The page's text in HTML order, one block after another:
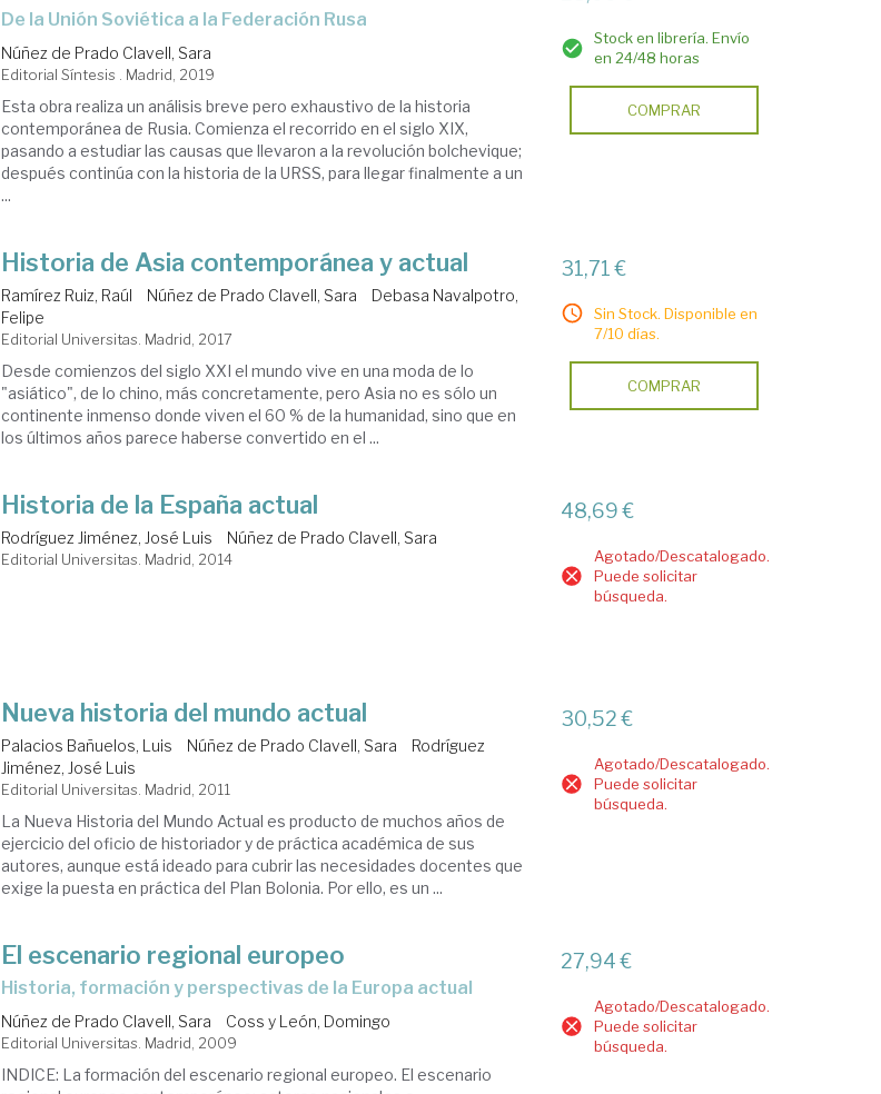
de la Unión Soviética a la Federación Rusa
Núñez de Prado Clavell, Sara
Editorial Síntesis . Madrid, 2019
Esta obra realiza un análisis breve pero exhaustivo de la historia
contemporánea de Rusia. Comienza el recorrido en el siglo XIX,
pasando a estudiar las causas que llevaron a la revolución bolchevique;
después continúa con la historia de la URSS, para llegar finalmente a un
...
Stock en librería. Envío
en 24/48 horas
COMPRAR
Historia de Asia contemporánea y actual
Ramírez Ruiz, Raúl Núñez de Prado Clavell, Sara
Debasa Navalpotro,
Felipe
Editorial Universitas. Madrid, 2017
Desde comienzos del siglo XXI el mundo vive en una moda de lo
"asiático", de lo chino, más concretamente, pero Asia no es sólo un
continente inmenso donde viven el 60 % de la humanidad, sino que en
los últimos años parece haberse convertido en el ...
31,71 €
Sin Stock. Disponible en
7/10 días.
COMPRAR
Historia de la España actual
Rodríguez Jiménez, José Luis Núñez de Prado Clavell, Sara
Editorial Universitas. Madrid, 2014
48,69 €
Agotado/Descatalogado.
Puede solicitar
búsqueda.
Nueva historia del mundo actual
Palacios Bañuelos, Luis Núñez de Prado Clavell, Sara
Rodríguez
Jiménez, José Luis
Editorial Universitas. Madrid, 2011
La Nueva Historia del Mundo Actual es producto de muchos años de
ejercicio del oficio de historiador y de práctica académica de sus
autores, aunque está ideado para cubrir las necesidades docentes que
exige la puesta en práctica del Plan Bolonia. Por ello, es un ...
30,52 €
Agotado/Descatalogado.
Puede solicitar
búsqueda.
El escenario regional europeo
historia, formación y perspectivas de la Europa actual
Núñez de Prado Clavell, Sara Coss y León, Domingo
Editorial Universitas. Madrid, 2009
INDICE: La formación del escenario regional europeo. El escenario
27,94 €
Agotado/Descatalogado.
Puede solicitar
búsqueda.